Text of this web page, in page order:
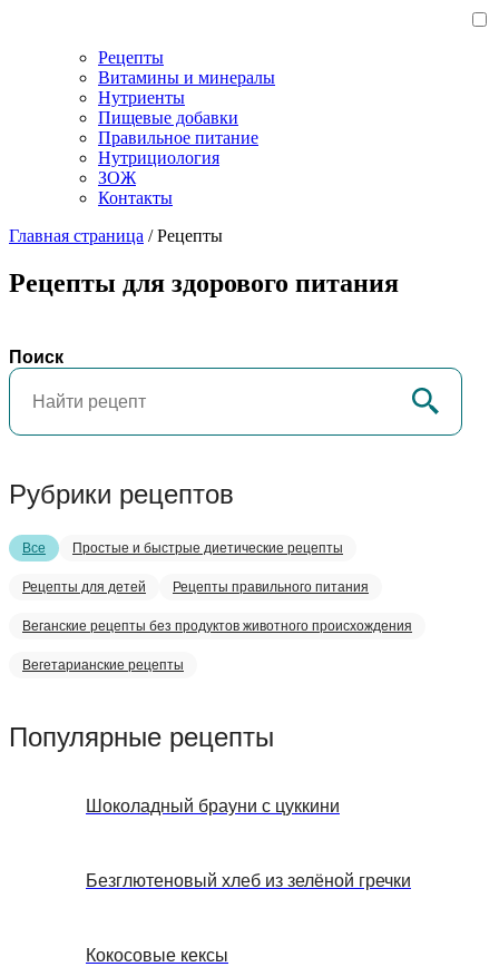
Рецепты
Витамины и минералы
Нутриенты
Пищевые добавки
Правильное питание
Нутрициология
ЗОЖ
Контакты
Главная страница / Рецепты
Рецепты для здорового питания
Поиск
Рубрики рецептов
Все Простые и быстрые диетические рецепты
Рецепты для детей Рецепты правильного питания
Веганские рецепты без продуктов животного происхождения
Вегетарианские рецепты
Популярные рецепты
Шоколадный брауни с цуккини
Безглютеновый хлеб из зелёной гречки
Кокосовые кексы